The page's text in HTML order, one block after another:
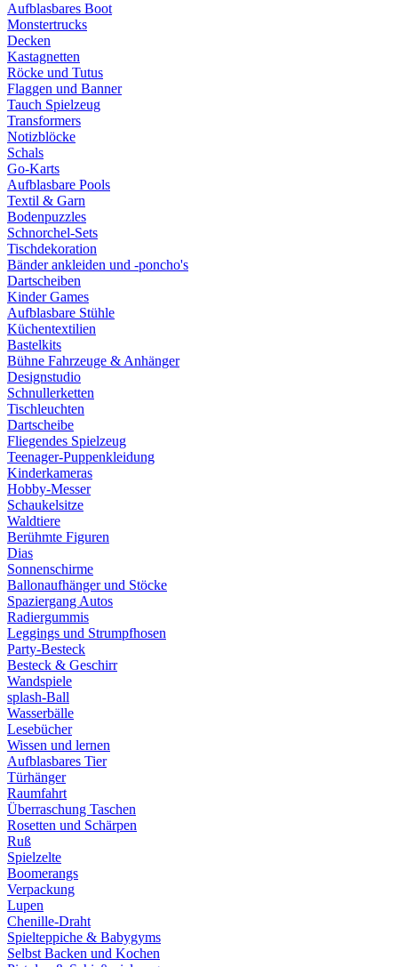
Aufblasbares Boot
Monstertrucks
Decken
Kastagnetten
Röcke und Tutus
Flaggen und Banner
Tauch Spielzeug
Transformers
Notizblöcke
Schals
Go-Karts
Aufblasbare Pools
Textil & Garn
Bodenpuzzles
Schnorchel-Sets
Tischdekoration
Bänder ankleiden und -poncho's
Dartscheiben
Kinder Games
Aufblasbare Stühle
Küchentextilien
Bastelkits
Bühne Fahrzeuge & Anhänger
Designstudio
Schnullerketten
Tischleuchten
Dartscheibe
Fliegendes Spielzeug
Teenager-Puppenkleidung
Kinderkameras
Hobby-Messer
Schaukelsitze
Waldtiere
Berühmte Figuren
Dias
Sonnenschirme
Ballonaufhänger und Stöcke
Spaziergang Autos
Radiergummis
Leggings und Strumpfhosen
Party-Besteck
Besteck & Geschirr
Wandspiele
splash-Ball
Wasserbälle
Lesebücher
Wissen und lernen
Aufblasbares Tier
Türhänger
Raumfahrt
Überraschung Taschen
Rosetten und Schärpen
Ruß
Spielzelte
Boomerangs
Verpackung
Lupen
Chenille-Draht
Spielteppiche & Babygyms
Selbst Backen und Kochen